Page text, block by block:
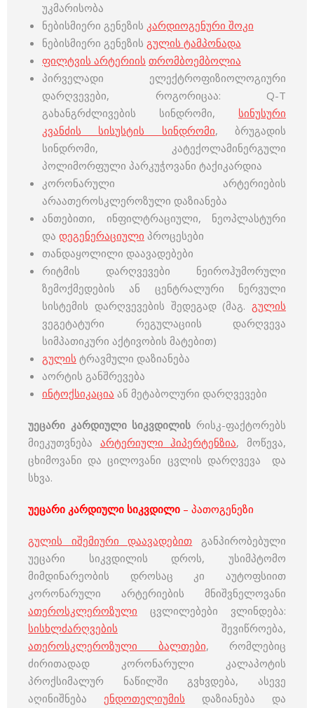
უკმარისობა
ნებისმიერი გენეზის კარდიოგენური შოკი
ნებისმიერი გენეზის გულის ტამპონადა
ფილტვის არტერიის თრომბოემბოლია
პირველადი ელექტროფიზიოლოგიური
დარღვევები, როგორიცაა: Q-T
გახანგრძლივების სინდრომი, სინუსური
კვანძის სისუსტის სინდრომი, ბრუგადის
სინდრომი, კატექოლამინერგული
პოლიმორფული პარკუჭოვანი ტაქიკარდია
კორონარული არტერიების
არაათეროსკლეროზული დაზიანება
ანთებითი, ინფილტრაციული, ნეოპლასტური
და დეგენერაციული პროცესები
თანდაყოლილი დაავადებები
რიტმის დარღვევები ნეიროჰუმორული
ზემოქმედების ან ცენტრალური ნერვული
სისტემის დარღვევების შედეგად (მაგ. გულის
ვეგეტატური რეგულაციის დარღვევა
სიმპათიკური აქტივობის მატებით)
გულის ტრავმული დაზიანება
აორტის განშრევება
ინტოქსიკაცია ან მეტაბოლური დარღვევები
უეცარი კარდიული სიკვდილის რისკ-ფაქტორებს
მიეკუთვნება არტერიული ჰიპერტენზია, მოწევა,
ცხიმოვანი და ცილოვანი ცვლის დარღვევა და
სხვა.
უეცარი კარდიული სიკვდილი – პათოგენეზი
გულის იშემიური დაავადებით განპირობებული
უეცარი სიკვდილის დროს, უსიმპტომო
მიმდინარეობის დროსაც კი აუტოფსიით
კორონარული არტერიების მნიშვნელოვანი
ათეროსკლეროზული ცვლილებები ვლინდება:
სისხლძარღვების შევიწროება,
ათეროსკლეროზული ბალთები, რომლებიც
ძირითადად კორონარული კალაპოტის
პროქსიმალურ ნაწილში გვხვდება, ასევე
აღინიშნება ენდოთელიუმის დაზიანება და